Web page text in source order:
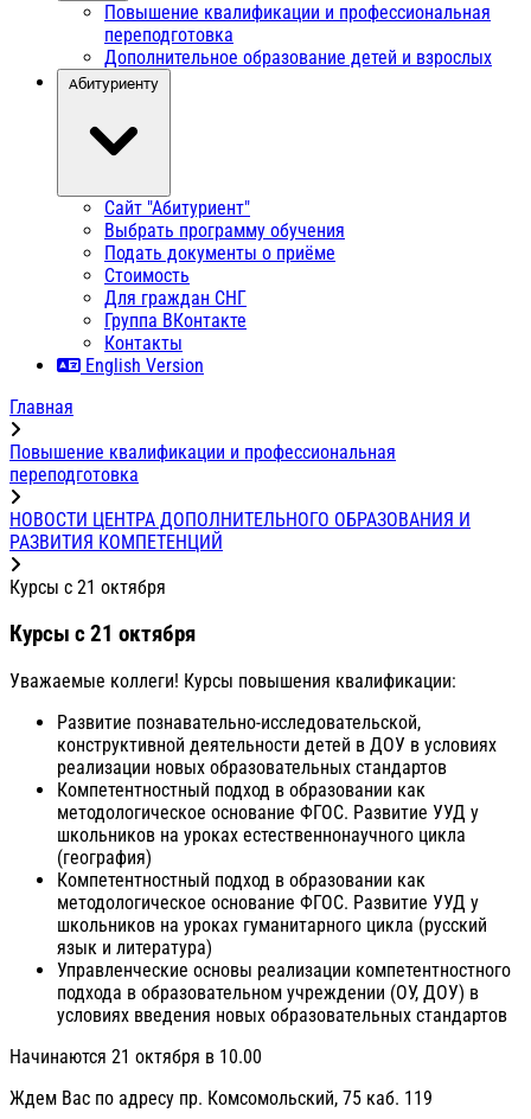
Повышение квалификации и профессиональная
переподготовка
Дополнительное образование детей и взрослых
Абитуриенту
Сайт "Абитуриент"
Выбрать программу обучения
Подать документы о приёме
Стоимость
Для граждан СНГ
Группа ВКонтакте
Контакты
English Version
Главная
Повышение квалификации и профессиональная
переподготовка
НОВОСТИ ЦЕНТРА ДОПОЛНИТЕЛЬНОГО ОБРАЗОВАНИЯ И
РАЗВИТИЯ КОМПЕТЕНЦИЙ
Курсы с 21 октября
Курсы с 21 октября
Уважаемые коллеги! Курсы повышения квалификации:
Развитие познавательно-исследовательской,
конструктивной деятельности детей в ДОУ в условиях
реализации новых образовательных стандартов
Компетентностный подход в образовании как
методологическое основание ФГОС. Развитие УУД у
школьников на уроках естественнонаучного цикла
(география)
Компетентностный подход в образовании как
методологическое основание ФГОС. Развитие УУД у
школьников на уроках гуманитарного цикла (русский
язык и литература)
Управленческие основы реализации компетентностного
подхода в образовательном учреждении (ОУ, ДОУ) в
условиях введения новых образовательных стандартов
Начинаются 21 октября в 10.00
Ждем Вас по адресу пр. Комсомольский, 75 каб. 119